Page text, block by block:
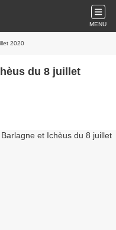
MENU
2020
du 8 juillet